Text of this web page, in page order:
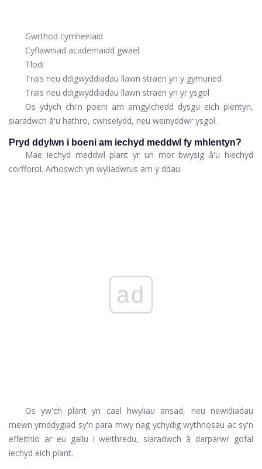
Gwrthod cymheiriaid
Cyflawniad academaidd gwael
Tlodi
Trais neu ddigwyddiadau llawn straen yn y gymuned
Trais neu ddigwyddiadau llawn straen yn yr ysgol
Os ydych chi'n poeni am amgylchedd dysgu eich plentyn,
siaradwch â'u hathro, cwnselydd, neu weinyddwr ysgol.
Pryd ddylwn i boeni am iechyd meddwl fy mhlentyn?
Mae iechyd meddwl plant yr un mor bwysig â'u hiechyd
corfforol. Arhoswch yn wyliadwrus am y ddau.
ad
Os yw'ch plant yn cael hwyliau ansad, neu newidiadau
mewn ymddygiad sy'n para mwy nag ychydig wythnosau ac sy'n
effeithio ar eu gallu i weithredu, siaradwch â darparwr gofal
iechyd eich plant.